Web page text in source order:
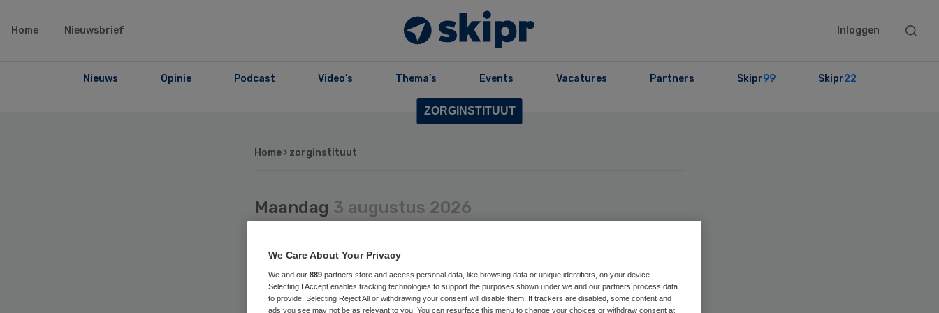
Home Nieuwsbrief Inloggen
Search
Nieuws Opinie Podcast Video’s Thema’s Events Vacatures Partners Skipr99 Skipr22
Home › zorginstituut
ZORGINSTITUUT
Maandag 3 augustus 2026
Ook Zorginstituut moet
broekriem aantrekken
We Care About Your Privacy
We and our 889 partners store and access personal data, like browsing data or unique identifiers, on your device.
Selecting I Accept enables tracking technologies to support the purposes shown under we and our partners process data
to provide. Selecting Reject All or withdrawing your consent will disable them. If trackers are disabled, some content and
ads you see may not be as relevant to you. You can resurface this menu to change your choices or withdraw consent at